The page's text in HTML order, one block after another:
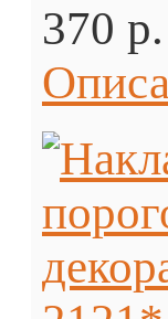
370 p.